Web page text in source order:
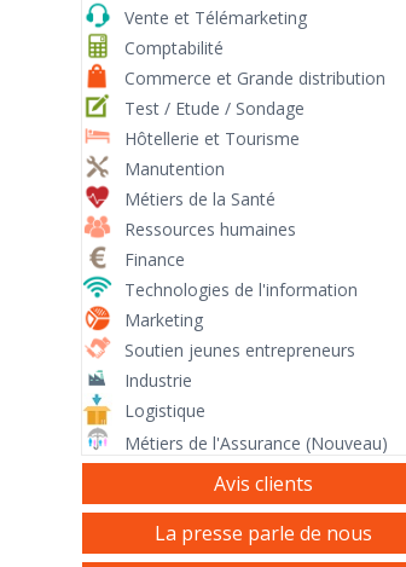
Vente et Télémarketing
Comptabilité
Commerce et Grande distribution
Test / Etude / Sondage
Hôtellerie et Tourisme
Manutention
Métiers de la Santé
Ressources humaines
Finance
Technologies de l'information
Marketing
Soutien jeunes entrepreneurs
Industrie
Logistique
Métiers de l'Assurance (Nouveau)
Avis clients
La presse parle de nous